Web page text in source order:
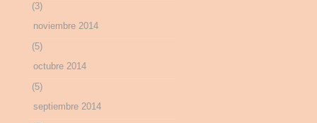
(3)
noviembre 2014
(5)
octubre 2014
(5)
septiembre 2014